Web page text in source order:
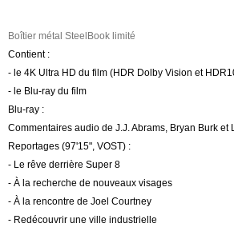
Boîtier métal SteelBook limité
Contient :
- le 4K Ultra HD du film (HDR Dolby Vision et
- le Blu-ray du film
Blu-ray :
Commentaires audio de J.J. Abrams, Bryan Burk et
Reportages (97'15", VOST) :
- Le rêve derrière Super 8
- À la recherche de nouveaux visages
- À la rencontre de Joel Courtney
- Redécouvrir une ville industrielle